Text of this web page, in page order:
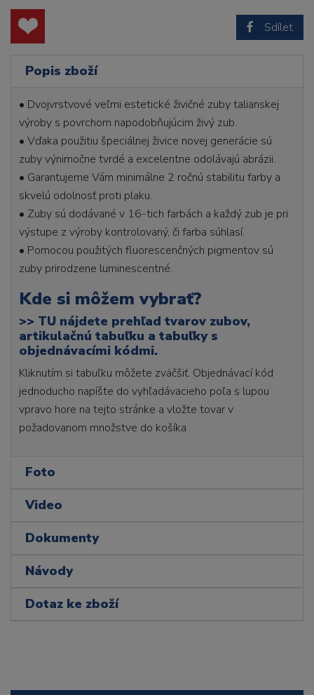
Sdílet
Popis zboží
• Dvojvrstvové veľmi estetické živičné zuby talianskej
výroby s povrchom napodobňujúcim živý zub.
• Vďaka použitiu špeciálnej živice novej generácie sú
zuby výnimočne tvrdé a excelentne odolávajú abrázii.
• Garantujeme Vám minimálne 2 ročnú stabilitu farby a
skvelú odolnosť proti plaku.
• Zuby sú dodávané v 16-tich farbách a každý zub je pri
výstupe z výroby kontrolovaný, či farba súhlasí.
• Pomocou použitých fluorescenčných pigmentov sú
zuby prirodzene luminescentné.
Kde si môžem vybrať?
>> TU nájdete prehľad tvarov zubov,
artikulačnú tabuľku a tabuľky s
objednávacími kódmi.
Kliknutím si tabuľku môžete zväčšiť. Objednávací kód
jednoducho napíšte do vyhľadávacieho poľa s lupou
vpravo hore na tejto stránke a vložte tovar v
požadovanom množstve do košíka
Foto
Video
Dokumenty
Návody
Dotaz ke zboží